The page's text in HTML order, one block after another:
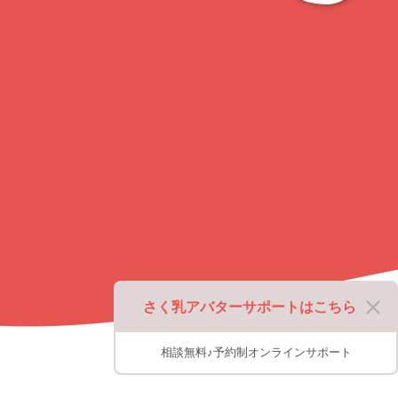
さく乳アバターサポートはこちら
相談無料♪予約制オンラインサポート